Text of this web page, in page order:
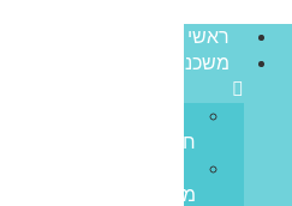
ראשי
משכנתאות
חדשה
משכנתא